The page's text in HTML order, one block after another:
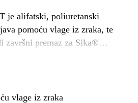
je alifatski, poliuretanski
pomoću vlage iz zraka, te
završni premaz za Sika®
vlage iz zraka